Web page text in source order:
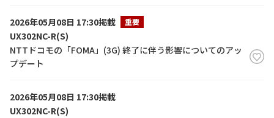
2026年05月08日 17:30掲載 重要
UX302NC-R(S)
NTTドコモの「FOMA」(3G) 終了に伴う影響についてのアッ
プデート
2026年05月08日 17:30掲載
UX302NC-R(S)